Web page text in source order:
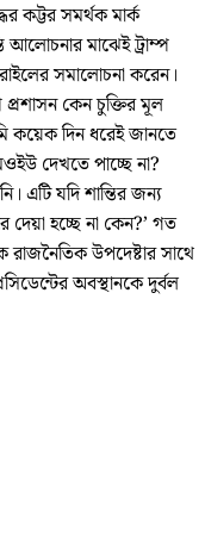
কট্টর সমর্থক মার্ক
আলোচনার মাঝেই ট্রাম্প
সমালোচনা করেন।
প্রশাসন কেন চুক্তির মূল
কয়েক দিন ধরেই জানতে
দেখতে পাচ্ছে না?
এটি যদি শান্তির জন্য
হচ্ছে না কেন?’ গত
রাজনৈতিক উপদেষ্টার সাথে
অবস্থানকে দুর্বল